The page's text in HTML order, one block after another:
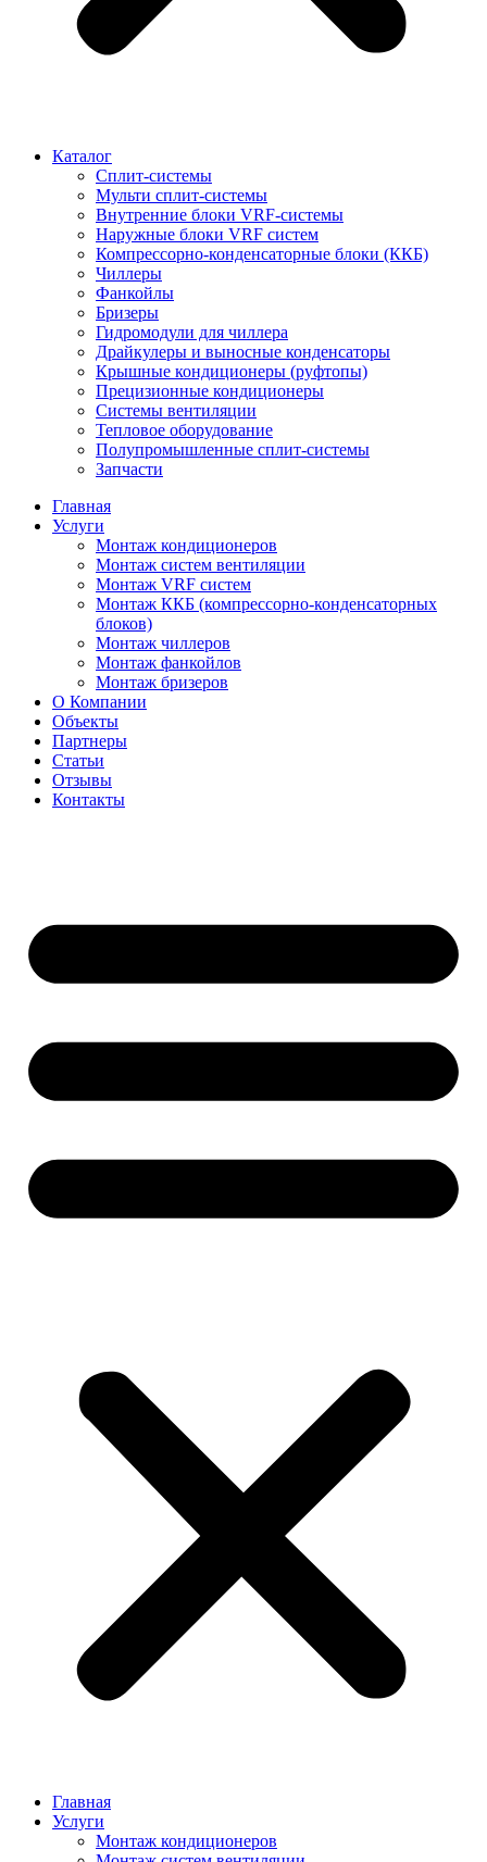
Каталог
Сплит-системы
Мульти сплит-системы
Внутренние блоки VRF-cистемы
Наружные блоки VRF cистем
Компрессорно-конденсаторные блоки (ККБ)
Чиллеры
Фанкойлы
Бризеры
Гидромодули для чиллера
Драйкулеры и выносные конденсаторы
Крышные кондиционеры (руфтопы)
Прецизионные кондиционеры
Системы вентиляции
Тепловое оборудование
Полупромышленные сплит-системы
Запчасти
Главная
Услуги
Монтаж кондиционеров
Монтаж cистем вентиляции
Монтаж VRF систем
Монтаж ККБ (компрессорно-конденсаторных
блоков)
Монтаж чиллеров
Монтаж фанкойлов
Монтаж бризеров
О Компании
Объекты
Партнеры
Статьи
Отзывы
Контакты
Главная
Услуги
Монтаж кондиционеров